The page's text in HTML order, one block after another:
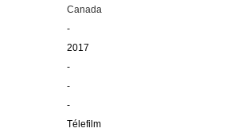
Canada
-
2017
-
-
-
Télefilm